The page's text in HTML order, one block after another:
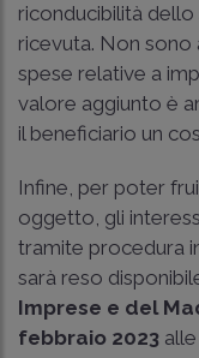
riconducibilità
ricevuta. Non sono
spese relative a
valore aggiunto è
il beneficiario un
Infine, per poter
oggetto, gli
tramite procedura
sarà reso
Imprese e del
febbraio 2023